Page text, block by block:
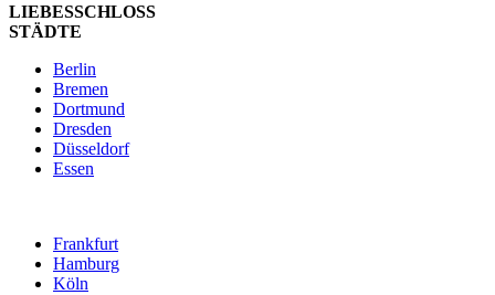
LIEBESSCHLOSS
STÄDTE
Berlin
Bremen
Dortmund
Dresden
Düsseldorf
Essen
Frankfurt
Hamburg
Köln